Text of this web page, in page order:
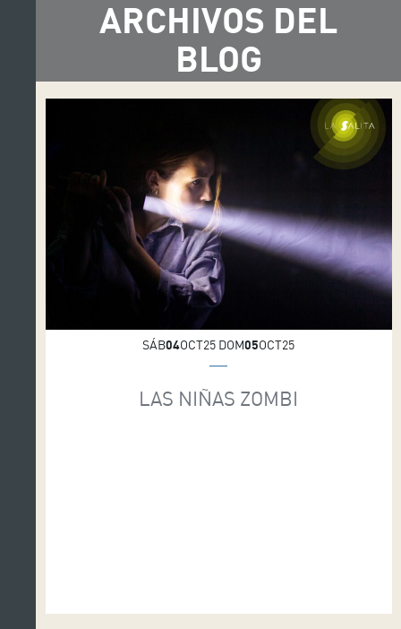
ARCHIVOS DEL
BLOG
SÁB04OCT25 DOM05OCT25
LAS NIÑAS ZOMBI